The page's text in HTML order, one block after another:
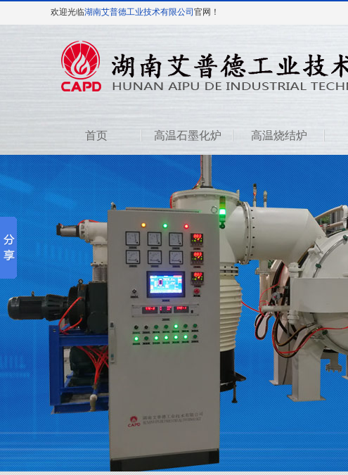
欢迎光临湖南艾普德工业技术有限公司 官网！
首页 高温石墨化炉 高温烧结炉